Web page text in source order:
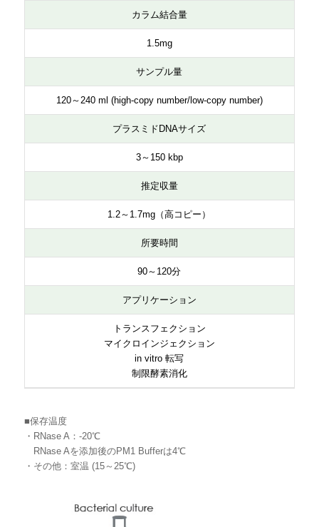
カラム結合量
1.5mg
サンプル量
120～240 ml (high-copy number/low-copy number)
プラスミドDNAサイズ
3～150 kbp
推定収量
1.2～1.7mg（高コピー）
所要時間
90～120分
アプリケーション
トランスフェクション
マイクロインジェクション
in vitro 転写
制限酵素消化
■保存温度
・RNase A：-20℃
RNase Aを添加後のPM1 Bufferは4℃
・その他：室温 (15～25℃)